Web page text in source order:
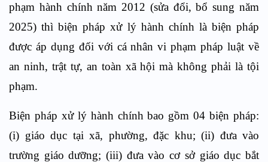
phạm hành chính năm 2012 (sửa đổi, bổ sung năm
2025) thì biện pháp xử lý hành chính là biện pháp
được áp dụng đối với cá nhân vi phạm pháp luật về
an ninh, trật tự, an toàn xã hội mà không phải là tội
phạm.
Biện pháp xử lý hành chính bao gồm 04 biện pháp:
(i) giáo dục tại xã, phường, đặc khu; (ii) đưa vào
trường giáo dưỡng; (iii) đưa vào cơ sở giáo dục bắt